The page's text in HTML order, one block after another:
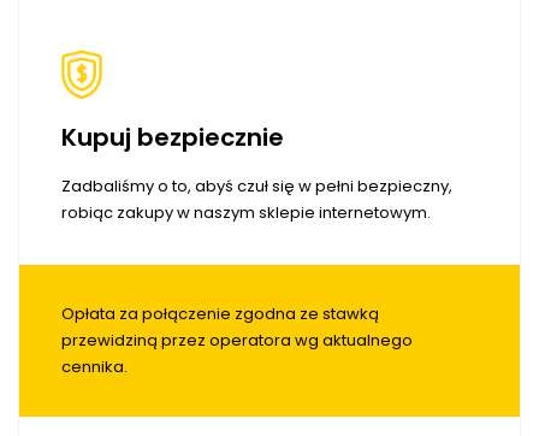
Kupuj bezpiecznie
Zadbaliśmy o to, abyś czuł się w pełni bezpieczny,
robiąc zakupy w naszym sklepie internetowym.
Opłata za połączenie zgodna ze stawką
przewidziną przez operatora wg aktualnego
cennika.